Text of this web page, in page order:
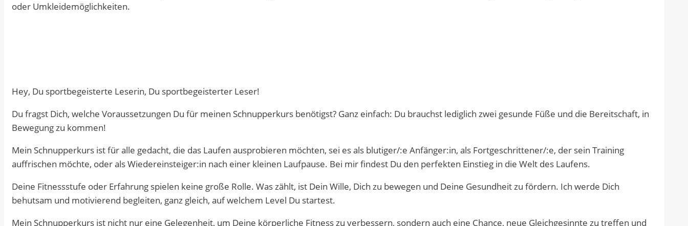
oder Umkleidemöglichkeiten.
Hey, Du sportbegeisterte Leserin, Du sportbegeisterter Leser!
Du fragst Dich, welche Voraussetzungen Du für meinen Schnupperkurs benötigst? Ganz einfach: Du brauchst lediglich zwei gesunde Füße und die Bereitschaft, in
Bewegung zu kommen!
Mein Schnupperkurs ist für alle gedacht, die das Laufen ausprobieren möchten, sei es als blutiger/:e Anfänger:in, als Fortgeschrittener/:e, der sein Training
auffrischen möchte, oder als Wiedereinsteiger:in nach einer kleinen Laufpause. Bei mir findest Du den perfekten Einstieg in die Welt des Laufens.
Deine Fitnessstufe oder Erfahrung spielen keine große Rolle. Was zählt, ist Dein Wille, Dich zu bewegen und Deine Gesundheit zu fördern. Ich werde Dich
behutsam und motivierend begleiten, ganz gleich, auf welchem Level Du startest.
Mein Schnupperkurs ist nicht nur eine Gelegenheit, um Deine körperliche Fitness zu verbessern, sondern auch eine Chance, neue Gleichgesinnte zu treffen und